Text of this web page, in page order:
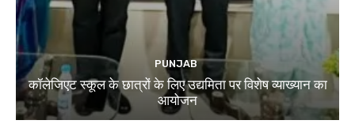
PUNJAB
कॉलेजिएट स्कूल के छात्रों के लिए उद्यमिता पर विशेष व्याख्यान का
आयोजन